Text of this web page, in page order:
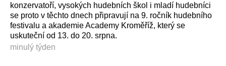
konzervatoří, vysokých hudebních škol i mladí hudebníci
se proto v těchto dnech připravují na 9. ročník hudebního
festivalu a akademie Academy Kroměříž, který se
uskuteční od 13. do 20. srpna.
minulý týden